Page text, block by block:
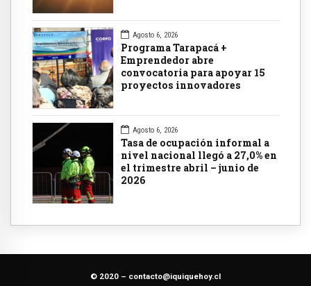
Agosto 6, 2026
Programa Tarapacá +
Emprendedor abre
convocatoria para apoyar 15
proyectos innovadores
Agosto 6, 2026
Tasa de ocupación informal a
nivel nacional llegó a 27,0% en
el trimestre abril – junio de
2026
© 2020 – contacto@iquiquehoy.cl